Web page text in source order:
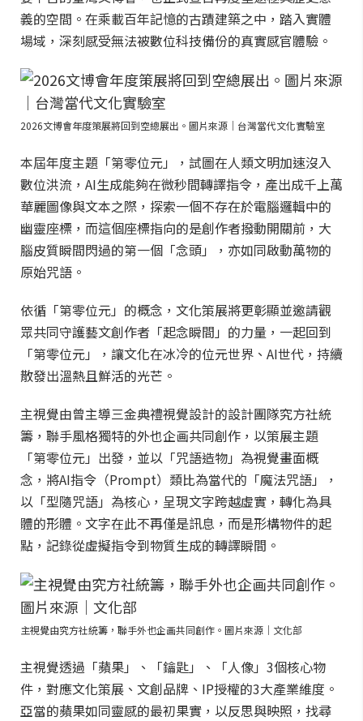
義的空間。在乘載百年記憶的古蹟建築之中，踏入實體
場域，深刻感受無法被數位科技備份的真實感官體驗。
2026文博會年度策展將回到空總展出。圖片來源｜台灣當代文化實驗室
本屆年度主題「第零位元」，試圖在人類文明加速沒入
數位洪流，AI生成能夠在微秒間轉譯指令，產出成千上萬
華麗圖像與文本之際，探索一個不存在於電腦邏輯中的
幽靈座標，而這個座標指向的是創作者撥動開關前，大
腦皮質瞬間閃過的第一個「念頭」，亦如同啟動萬物的
原始咒語。
依循「第零位元」的概念，文化策展將更彰顯並邀請觀
眾共同守護藝文創作者「起念瞬間」的力量，一起回到
「第零位元」，讓文化在冰冷的位元世界、AI世代，持續
散發出溫熱且鮮活的光芒。
主視覺由曾主導三金典禮視覺設計的設計團隊究方社統
籌，聯手風格獨特的外也企画共同創作，以策展主題
「第零位元」出發，並以「咒語造物」為視覺畫面概
念，將AI指令（Prompt）類比為當代的「魔法咒語」，
以「型隨咒語」為核心，呈現文字跨越虛實，轉化為具
體的形體。文字在此不再僅是訊息，而是形構物件的起
點，記錄從虛擬指令到物質生成的轉譯瞬間。
主視覺由究方社統籌，聯手外也企画共同創作。圖片來源｜文化部
主視覺透過「蘋果」、「鑰匙」、「人像」3個核心物
件，對應文化策展、文創品牌、IP授權的3大產業維度。
亞當的蘋果如同靈感的最初果實，以反思與映照，找尋